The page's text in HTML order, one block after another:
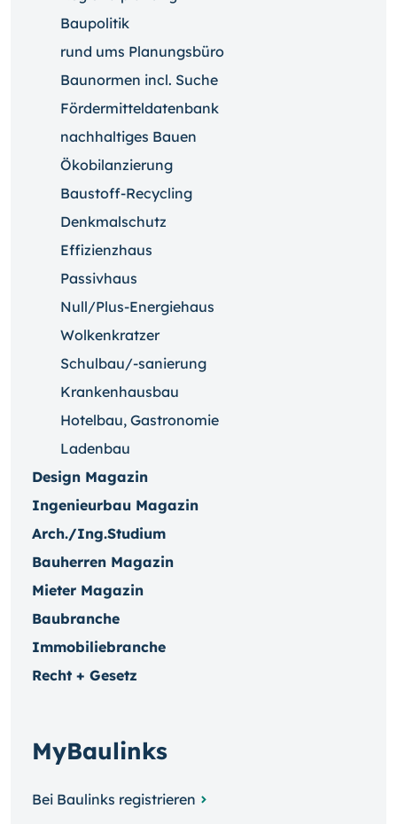
Baupolitik
rund ums Planungsbüro
Baunormen incl. Suche
Fördermitteldatenbank
nachhaltiges Bauen
Ökobilanzierung
Baustoff-Recycling
Denkmalschutz
Effizienzhaus
Passivhaus
Null/Plus-Energiehaus
Wolkenkratzer
Schulbau/-sanierung
Krankenhausbau
Hotelbau, Gastronomie
Ladenbau
Design Magazin
Ingenieurbau Magazin
Arch./Ing.Studium
Bauherren Magazin
Mieter Magazin
Baubranche
Immobiliebranche
Recht + Gesetz
MyBaulinks
Bei Baulinks registrieren